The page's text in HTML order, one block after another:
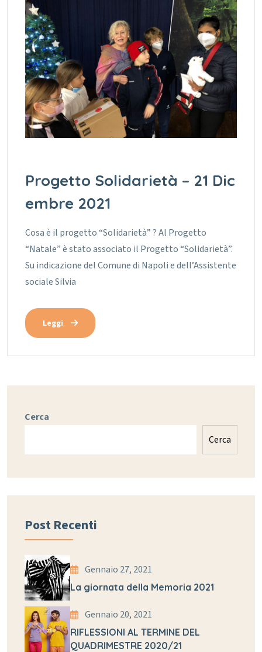
Progetto Solidarietà – 21 Dic
embre 2021
Cosa è il progetto “Solidarietà” ? Al Progetto
“Natale” è stato associato il Progetto “Solidarietà”.
Su indicazione del Comune di Napoli e dell’Assistente
sociale Silvia
Leggi
Cerca
Cerca
Post Recenti
Gennaio 27, 2021
La giornata della Memoria 2021
Gennaio 20, 2021
RIFLESSIONI AL TERMINE DEL
QUADRIMESTRE 2020/21